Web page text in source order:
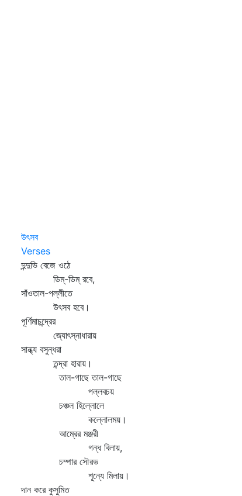
উৎসব
Verses
দুন্দুভি বেজে ওঠে
ডিম্‌-ডিম্‌ রবে,
সাঁওতাল-পল্লীতে
উৎসব হবে।
পূর্ণিমাচন্দ্রের
জ্যোৎস্নাধারায়
সান্ধ্য বসুন্ধরা
তন্দ্রা হারায়।
তাল-গাছে তাল-গাছে
পল্লবচয়
চঞ্চল হিল্লোলে
কল্লোলময়।
আম্রের মঞ্জরী
গন্ধ বিলায়,
চম্পার সৌরভ
শূন্যে মিলায়।
দান করে কুসুমিত